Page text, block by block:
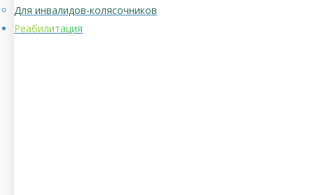
Для инвалидов-колясочников
Реабилитация